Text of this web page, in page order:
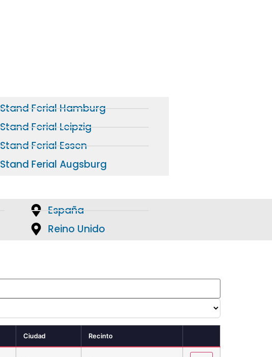
Stand Ferial Hamburg
Stand Ferial Leipzig
Stand Ferial Essen
Stand Ferial Augsburg
España
Reino Unido
Ciudad Recinto